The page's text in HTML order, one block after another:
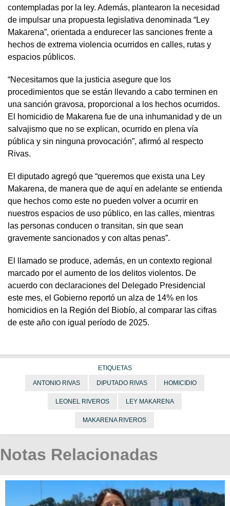
contempladas por la ley. Además, plantearon la necesidad
de impulsar una propuesta legislativa denominada “Ley
Makarena”, orientada a endurecer las sanciones frente a
hechos de extrema violencia ocurridos en calles, rutas y
espacios públicos.
“Necesitamos que la justicia asegure que los
procedimientos que se están llevando a cabo terminen en
una sanción gravosa, proporcional a los hechos ocurridos.
El homicidio de Makarena fue de una inhumanidad y de un
salvajismo que no se explican, ocurrido en plena vía
pública y sin ninguna provocación”, afirmó al respecto
Rivas.
El diputado agregó que “queremos que exista una Ley
Makarena, de manera que de aquí en adelante se entienda
que hechos como este no pueden volver a ocurrir en
nuestros espacios de uso público, en las calles, mientras
las personas conducen o transitan, sin que sean
gravemente sancionados y con altas penas”.
El llamado se produce, además, en un contexto regional
marcado por el aumento de los delitos violentos. De
acuerdo con declaraciones del Delegado Presidencial
este mes, el Gobierno reportó un alza de 14% en los
homicidios en la Región del Biobío, al comparar las cifras
de este año con igual período de 2025.
ETIQUETAS
ANTONIO RIVAS DIPUTADO RIVAS HOMICIDIO
LEONEL RIVEROS LEY MAKARENA
MAKARENA RIVEROS
Notas Relacionadas